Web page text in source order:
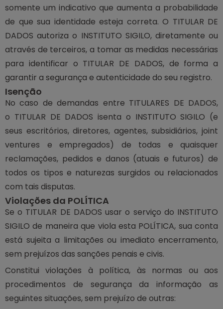
somente um indicativo que aumenta a probabilidade
de que sua identidade esteja correta. O TITULAR DE
DADOS autoriza o INSTITUTO SIGILO, diretamente ou
através de terceiros, a tomar as medidas necessárias
para identificar o TITULAR DE DADOS, de forma a
garantir a segurança e autenticidade do seu registro.
Isenção
No caso de demandas entre TITULARES DE DADOS,
o TITULAR DE DADOS isenta o INSTITUTO SIGILO (e
seus escritórios, diretores, agentes, subsidiários, joint
ventures e empregados) de todas e quaisquer
reclamações, pedidos e danos (atuais e futuros) de
todos os tipos e naturezas surgidos ou relacionados
com tais disputas.
Violações da POLÍTICA
Se o TITULAR DE DADOS usar o serviço do INSTITUTO
SIGILO de maneira que viola esta POLÍTICA, sua conta
está sujeita a limitações ou imediato encerramento,
sem prejuízos das sanções penais e civis.
Constitui violações à política, às normas ou aos
procedimentos de segurança da informação as
seguintes situações, sem prejuízo de outras: